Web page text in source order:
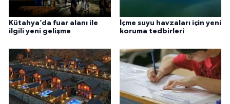
Kütahya’da fuar alanı ile
ilgili yeni gelişme
İçme suyu havzaları için yeni
koruma tedbirleri